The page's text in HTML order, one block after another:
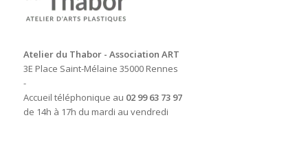
Atelier du Thabor - Association ART
3E Place Saint-Mélaine 35000 Rennes
-
Accueil téléphonique au 02 99 63 73 97
de 14h à 17h du mardi au vendredi